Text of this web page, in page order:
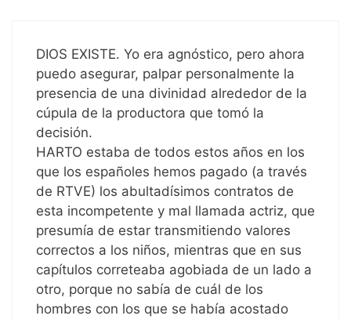
DIOS EXISTE. Yo era agnóstico, pero ahora
puedo asegurar, palpar personalmente la
presencia de una divinidad alrededor de la
cúpula de la productora que tomó la
decisión.
HARTO estaba de todos estos años en los
que los españoles hemos pagado (a través
de RTVE) los abultadísimos contratos de
esta incompetente y mal llamada actriz, que
presumía de estar transmitiendo valores
correctos a los niños, mientras que en sus
capítulos correteaba agobiada de un lado a
otro, porque no sabía de cuál de los
hombres con los que se había acostado